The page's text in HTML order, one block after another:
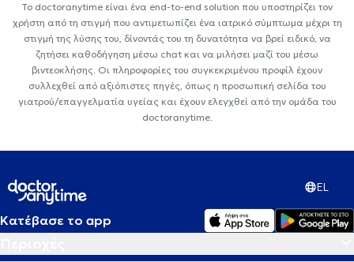
Το doctoranytime είναι ένα end-to-end solution που υποστηρίζει τον
χρήστη από τη στιγμή που αντιμετωπίζει ένα ιατρικό σύμπτωμα μέχρι τη
στιγμή της λύσης του, δίνοντάς του τη δυνατότητα να βρεί ειδικό, να
ζητήσει καθοδήγηση μέσω chat και να μιλήσει μαζί του μέσω
βιντεοκλήσης. Οι πληροφορίες του συγκεκριμένου προφίλ έχουν
συλλεχθεί από αξιόπιστες πηγές, όπως η προσωπική σελίδα του
γιατρού/επαγγελματία υγείας και έχουν ελεγχθεί από την ομάδα του
doctoranytime.
EL
Κατέβασε το app